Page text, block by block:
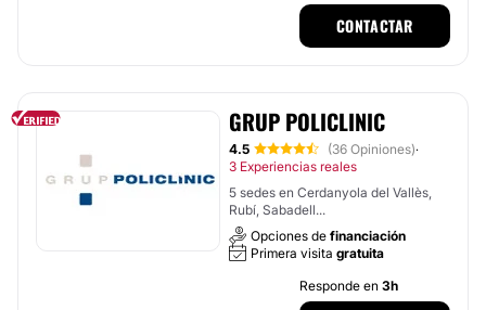
CONTACTAR
GRUP POLICLINIC
4.5 (36 Opiniones)·
3 Experiencias reales
5 sedes en Cerdanyola del Vallès,
Rubí, Sabadell...
Opciones de financiación
Primera visita gratuita
Responde en 3h